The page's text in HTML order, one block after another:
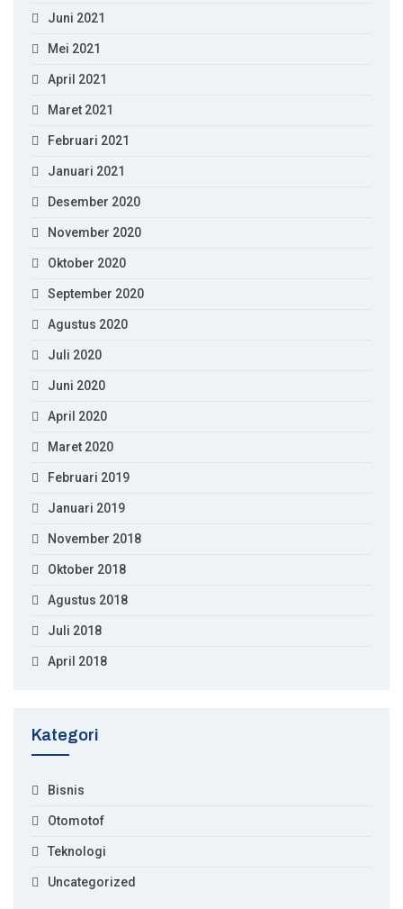
Juni 2021
Mei 2021
April 2021
Maret 2021
Februari 2021
Januari 2021
Desember 2020
November 2020
Oktober 2020
September 2020
Agustus 2020
Juli 2020
Juni 2020
April 2020
Maret 2020
Februari 2019
Januari 2019
November 2018
Oktober 2018
Agustus 2018
Juli 2018
April 2018
Kategori
Bisnis
Otomotof
Teknologi
Uncategorized